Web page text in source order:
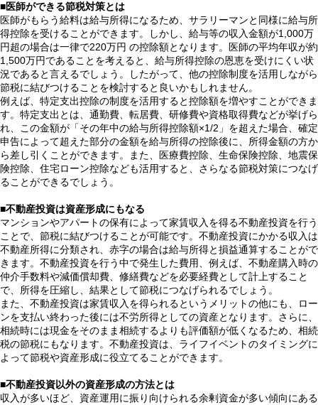
■医師ができる節税対策とは
医師がもらう給料は給与所得になるため、サラリーマンと同様に給与所
得控除を受けることができます。しかし、給与等の収入金額が1,000万
円超の場合は一律で220万円 の控除額となります。医師の平均年収が約
1,500万円であることを考えると、給与所得控除の恩恵を受けにくい状
況であると言えるでしょう。したがって、他の控除制度を活用しながら
節税に結びつけることを検討すると良いかもしれません。
例えば、特定支出控除の制度を活用すると控除額を増やすことができま
す。特定支出とは、通勤費、転居費、研修費や資格取得費などが挙げら
れ、この金額が「その年中の給与所得控除額×1/2」を超えた場合、確定
申告によって超えた部分の金額を給与所得の控除後に、所得金額の方か
ら差し引くことができます。また、医療費控除、生命保険控除、地震保
険控除、住宅ローン控除なども活用すると、さらなる節税対策につなげ
ることができるでしょう。
■不動産投資は資産形成にもなる
マンションやアパートの保有によって家賃収入を得る不動産投資を行う
ことで、節税に結びつけることが可能です。不動産投資にかかる収入は
不動産所得に分類され、赤字の場合は給与所得と損益通算することがで
きます。不動産投資を行う中で発生した費用、例えば、不動産購入時の
仲介手数料や減価償却費、修繕費などを必要経費として計上すること
で、所得を圧縮し、結果として節税につなげられるでしょう。
また、不動産投資は家賃収入を得られるというメリットの他にも、ロー
ンを支払い終わった後には不労所得としての資産となります。さらに、
相続時には現金をそのまま相続するよりも評価額が低くなるため、相続
税の節税にもなります。不動産投資は、ライフイベントのタイミングに
よって節税や資産形成に役立てることができます。
■不動産投資以外の資産形成の方法とは
収入が多いほど、資産運用に振り向けられる余剰資金が多い傾向にある